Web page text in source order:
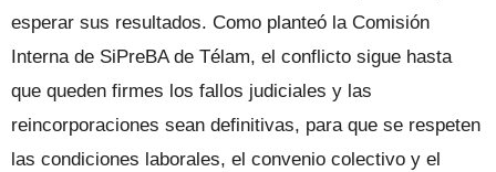
esperar sus resultados. Como planteó la Comisión
Interna de SiPreBA de Télam, el conflicto sigue hasta
que queden firmes los fallos judiciales y las
reincorporaciones sean definitivas, para que se respeten
las condiciones laborales, el convenio colectivo y el